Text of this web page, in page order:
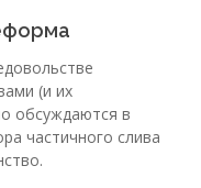
(и их
обсуждаются в
частичного слива